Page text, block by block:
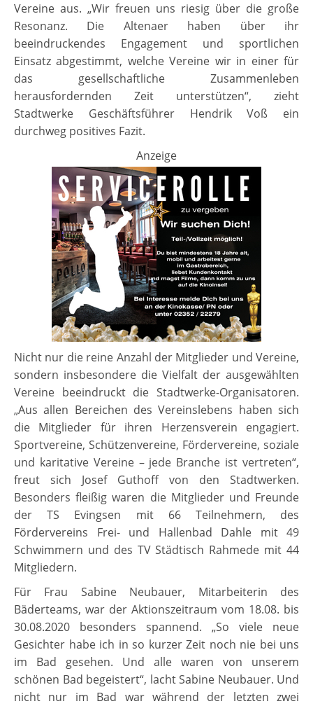
Vereine aus. „Wir freuen uns riesig über die große
Resonanz. Die Altenaer haben über ihr
beeindruckendes Engagement und sportlichen
Einsatz abgestimmt, welche Vereine wir in einer für
das gesellschaftliche Zusammenleben
herausfordernden Zeit unterstützen“, zieht
Stadtwerke Geschäftsführer Hendrik Voß ein
durchweg positives Fazit.
Anzeige
Nicht nur die reine Anzahl der Mitglieder und Vereine,
sondern insbesondere die Vielfalt der ausgewählten
Vereine beeindruckt die Stadtwerke-Organisatoren.
„Aus allen Bereichen des Vereinslebens haben sich
die Mitglieder für ihren Herzensverein engagiert.
Sportvereine, Schützenvereine, Fördervereine, soziale
und karitative Vereine – jede Branche ist vertreten“,
freut sich Josef Guthoff von den Stadtwerken.
Besonders fleißig waren die Mitglieder und Freunde
der TS Evingsen mit 66 Teilnehmern, des
Fördervereins Frei- und Hallenbad Dahle mit 49
Schwimmern und des TV Städtisch Rahmede mit 44
Mitgliedern.
Für Frau Sabine Neubauer, Mitarbeiterin des
Bäderteams, war der Aktionszeitraum vom 18.08. bis
30.08.2020 besonders spannend. „So viele neue
Gesichter habe ich in so kurzer Zeit noch nie bei uns
im Bad gesehen. Und alle waren von unserem
schönen Bad begeistert“, lacht Sabine Neubauer. Und
nicht nur im Bad war während der letzten zwei